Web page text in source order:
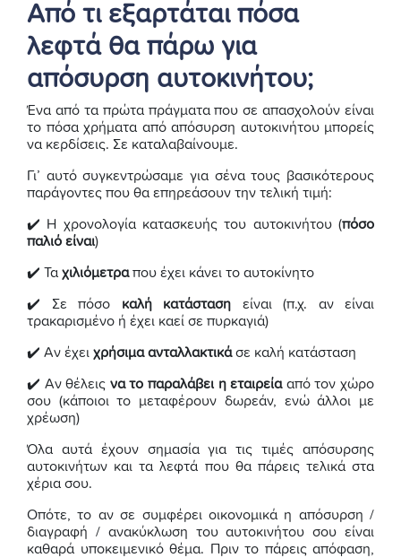
Από τι εξαρτάται πόσα
λεφτά θα πάρω για
απόσυρση αυτοκινήτου;
Ένα από τα πρώτα πράγματα που σε απασχολούν είναι
το πόσα χρήματα από απόσυρση αυτοκινήτου μπορείς
να κερδίσεις. Σε καταλαβαίνουμε.
Γι’ αυτό συγκεντρώσαμε για σένα τους βασικότερους
παράγοντες που θα επηρεάσουν την τελική τιμή:
✔️ Η χρονολογία κατασκευής του αυτοκινήτου (πόσο
παλιό είναι)
✔️ Τα χιλιόμετραπου έχει κάνει το αυτοκίνητο
✔️ Σε πόσο καλή κατάσταση είναι (π.χ. αν είναι
τρακαρισμένο ή έχει καεί σε πυρκαγιά)
✔️ Αν έχει χρήσιμα ανταλλακτικάσε καλή κατάσταση
✔️ Αν θέλεις να το παραλάβει η εταιρείααπό τον χώρο
σου (κάποιοι το μεταφέρουν δωρεάν, ενώ άλλοι με
χρέωση)
Όλα αυτά έχουν σημασία για τις τιμές απόσυρσης
αυτοκινήτων και τα λεφτά που θα πάρεις τελικά στα
χέρια σου.
Οπότε, το αν σε συμφέρει οικονομικά η απόσυρση /
διαγραφή / ανακύκλωση του αυτοκινήτου σου είναι
καθαρά υποκειμενικό θέμα. Πριν το πάρεις απόφαση,